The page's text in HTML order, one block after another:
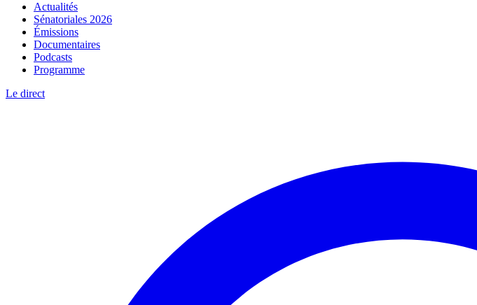
Actualités
Sénatoriales 2026
Émissions
Documentaires
Podcasts
Programme
Le direct